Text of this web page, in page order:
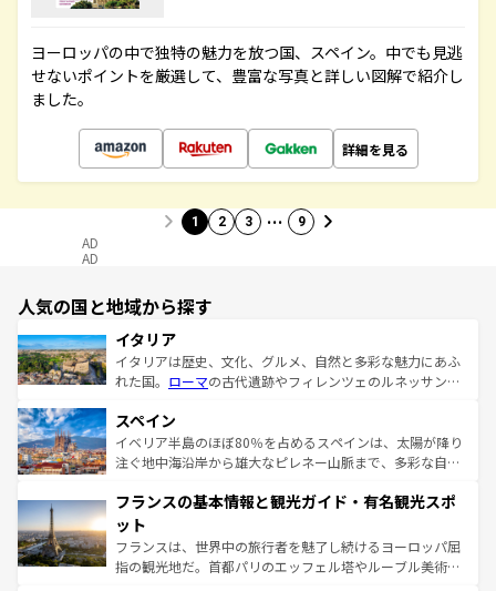
ヨーロッパの中で独特の魅力を放つ国、スペイン。中でも見逃
せないポイントを厳選して、豊富な写真と詳しい図解で紹介し
ました。
詳細を見る
1 2 3 … 9
AD
AD
人気の国と地域から探す
イタリア
イタリアは歴史、文化、グルメ、自然と多彩な魅力にあふ
れた国。 ローマの古代遺跡やフィレンツェのルネッサンス
ろん、トスカーナの美しい田園風景やアマルフィ海岸の絶
景など、自然景観も見逃せない。観光の合間には、本場の
ピザやパスタなど、絶品のイタリア料理を堪能することも
ませてくれるイタリアで、忘れられない旅をしてみよう！
なお、新着のイタリア情報は
しい。
スペイン
イベリア半島のほぼ80％を占めるスペインは、太陽が降り
注ぐ地中海沿岸から雄大なピレネー山脈まで、多彩な自然
文化が根付くこの国では、情熱的なフラメンコ、熱気あふ
れる闘牛、そして美味しいタパスが生活の一部となってい
る。首都マドリードの洗練された雰囲気や、バルセロナの
アートに溢れた街角から、地方では古代ローマ遺跡や中世
フランスの基本情報と観光ガイド・有名観光スポ
ット
フランスは、世界中の旅行者を魅了し続けるヨーロッパ屈
指の観光地だ。首都パリのエッフェル塔やルーブル美術館